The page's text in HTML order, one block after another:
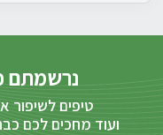
נרשמתם
טיפים לשיפור
ועוד מחכים לכם